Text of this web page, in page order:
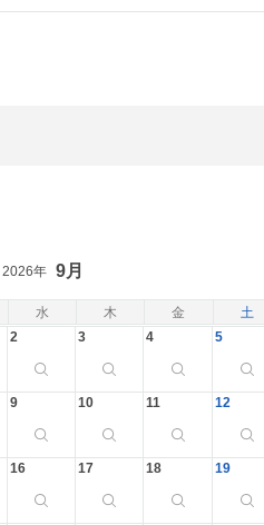
水 木 金 土
2026年 9月
2 3 4 5
9 10 11 12
16 17 18 19